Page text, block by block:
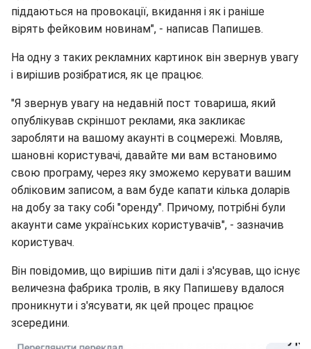
піддаються на провокації, вкидання і як і раніше
вірять фейковим новинам", - написав Папишев.
На одну з таких рекламних картинок він звернув увагу
і вирішив розібратися, як це працює.
"Я звернув увагу на недавній пост товариша, який
опублікував скріншот реклами, яка закликає
заробляти на вашому акаунті в соцмережі. Мовляв,
шановні користувачі, давайте ми вам встановимо
свою програму, через яку зможемо керувати вашим
обліковим записом, а вам буде капати кілька доларів
на добу за таку собі "оренду". Причому, потрібні були
акаунти саме українських користувачів", - зазначив
користувач.
Він повідомив, що вирішив піти далі і з'ясував, що існує
величезна фабрика тролів, в яку Папишеву вдалося
проникнути і з'ясувати, як цей процес працює
зсередини.